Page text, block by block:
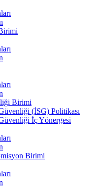
Birimi
(İSG) Politikası
İç Yönergesi
Birimi